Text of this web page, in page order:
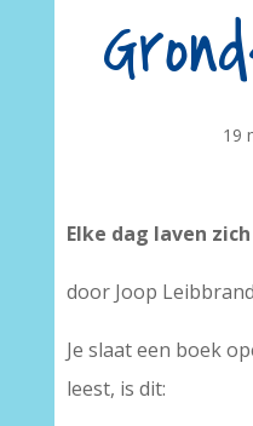
19
Elke dag laven
door Joop Leibbrand
Je slaat een boek
leest, is dit: